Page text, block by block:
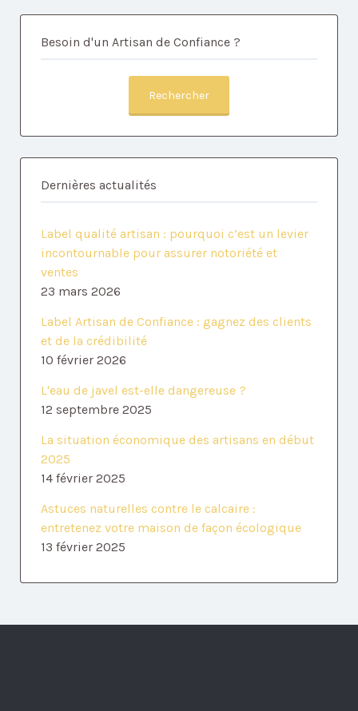
Besoin d'un Artisan de Confiance ?
Rechercher
Dernières actualités
Label qualité artisan : pourquoi c’est un levier
incontournable pour assurer notoriété et
ventes
23 mars 2026
Label Artisan de Confiance : gagnez des clients
et de la crédibilité
10 février 2026
L'eau de javel est-elle dangereuse ?
12 septembre 2025
La situation économique des artisans en début
2025
14 février 2025
Astuces naturelles contre le calcaire :
entretenez votre maison de façon écologique
13 février 2025